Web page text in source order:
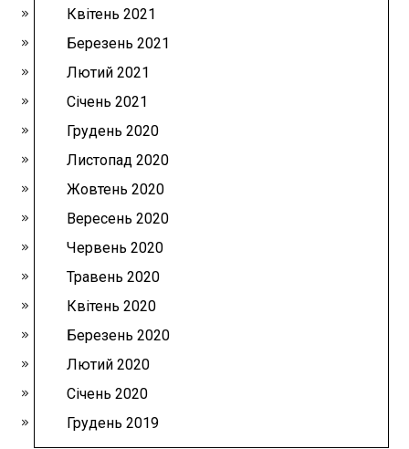
Квітень 2021
Березень 2021
Лютий 2021
Січень 2021
Грудень 2020
Листопад 2020
Жовтень 2020
Вересень 2020
Червень 2020
Травень 2020
Квітень 2020
Березень 2020
Лютий 2020
Січень 2020
Грудень 2019